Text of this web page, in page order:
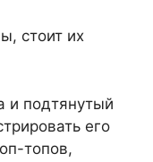
стоит их
и подтянутый
его
топов,